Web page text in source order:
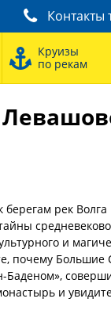
Контакты
Круизы
по рекам
рек
и
почему
Баденом»,
и